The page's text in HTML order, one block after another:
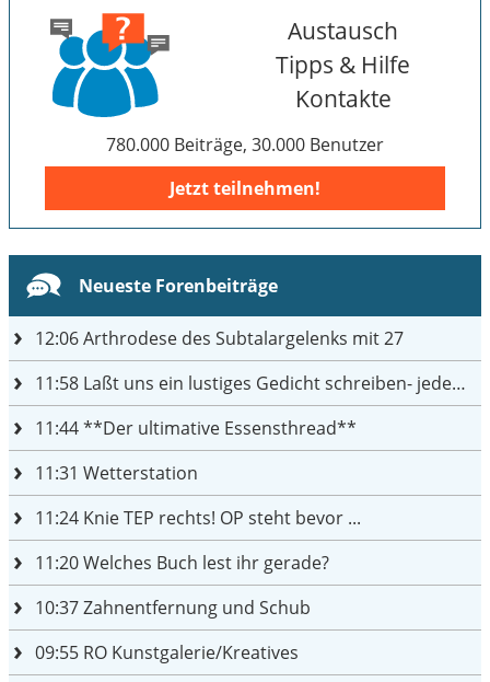
Austausch
Tipps & Hilfe
Kontakte
780.000 Beiträge, 30.000 Benutzer
Jetzt teilnehmen!
Neueste Forenbeiträge
12:06Arthrodese des Subtalargelenks mit 27
11:58 Laßt uns ein lustiges Gedicht schreiben- jeder einen Satz
11:44**Der ultimative Essensthread**
11:31 Wetterstation
11:24 Knie TEP rechts! OP steht bevor ...
11:20Welches Buch lest ihr gerade?
10:37Zahnentfernung und Schub
09:55 RO Kunstgalerie/Kreatives